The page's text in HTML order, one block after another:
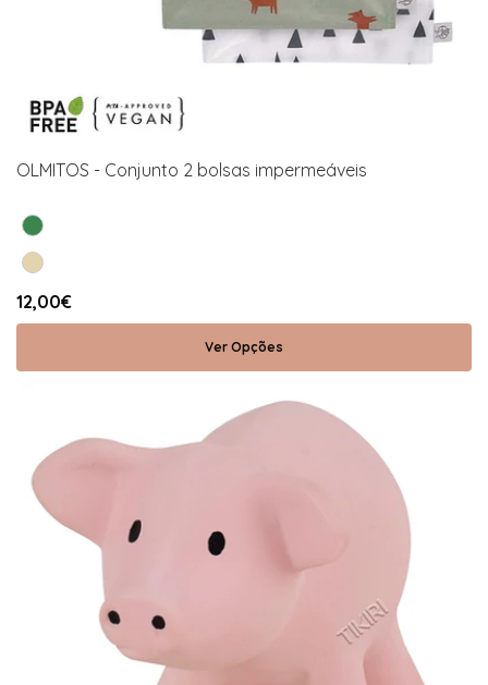
OLMITOS - Conjunto 2 bolsas impermeáveis
12,00€
Ver Opções